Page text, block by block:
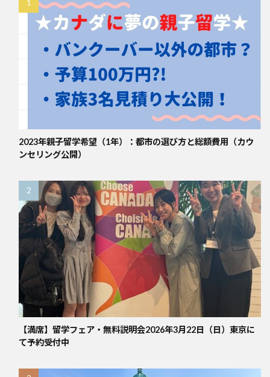
2023年親子留学希望（1年）：都市の選び方と総額費用（カウ
ンセリング公開）
【満席】留学フェア・無料説明会2026年3月22日（日）東京に
て予約受付中